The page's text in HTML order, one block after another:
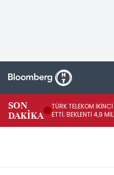
SON
DAKİKA
TÜRK TELEKOM
ETTİ; BEKLENTİ 4,9